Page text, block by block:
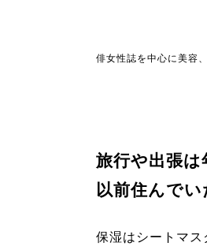
俳女性誌を中心に美容
旅行や出張は
以前住んで
保湿はシートマ